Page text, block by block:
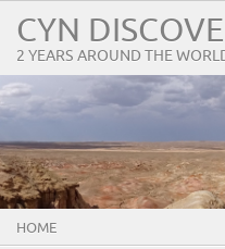
CYN
2 YEARS AROUND THE
HOME